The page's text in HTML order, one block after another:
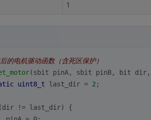
1
电机驱动函数（含死区保护）
(sbit pinA, sbit pinB, bit dir,
uint8_t last_dir = 2 ;
(dir != last_dir) {